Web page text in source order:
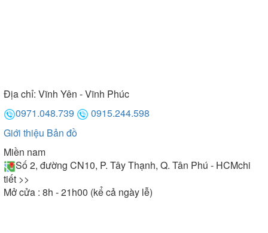
Địa chỉ: Vĩnh Yên - Vĩnh Phúc
0971.048.739
0915.244.598
Giới thiệu Bản đồ
Miền nam
Số 2, đường CN10, P. Tây Thạnh, Q. Tân Phú - HCMchi
tiết >>
Mở cửa : 8h - 21h00 (kể cả ngày lễ)